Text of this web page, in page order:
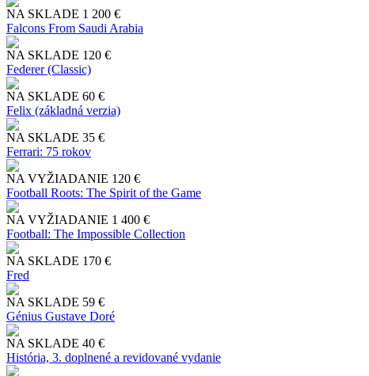
NA SKLADE 1 200 €
Falcons From Saudi Arabia
NA SKLADE 120 €
Federer (Classic)
NA SKLADE 60 €
Felix (základná verzia)
NA SKLADE 35 €
Ferrari: 75 rokov
NA VYŽIADANIE 120 €
Football Roots: The Spirit of the Game
NA VYŽIADANIE 1 400 €
Football: The Impossible Collection
NA SKLADE 170 €
Fred
NA SKLADE 59 €
Génius Gustave Doré
NA SKLADE 40 €
História, 3. doplnené a revidované vydanie